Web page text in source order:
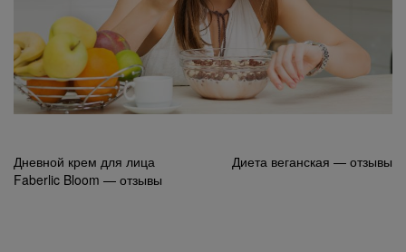
Навигация
по
Дневной крем для лица
Faberlic Bloom — отзывы
Диета веганская — отзывы